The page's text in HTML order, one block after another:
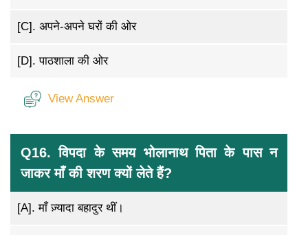
[C]. अपने-अपने घरों की ओर
[D].पाठशाला की ओर
View Answer
Q16. विपदा के समय भोलानाथ पिता के पास न
जाकर माँ की शरण क्यों लेते हैं?
[A].माँ ज़्यादा बहादुर थीं।